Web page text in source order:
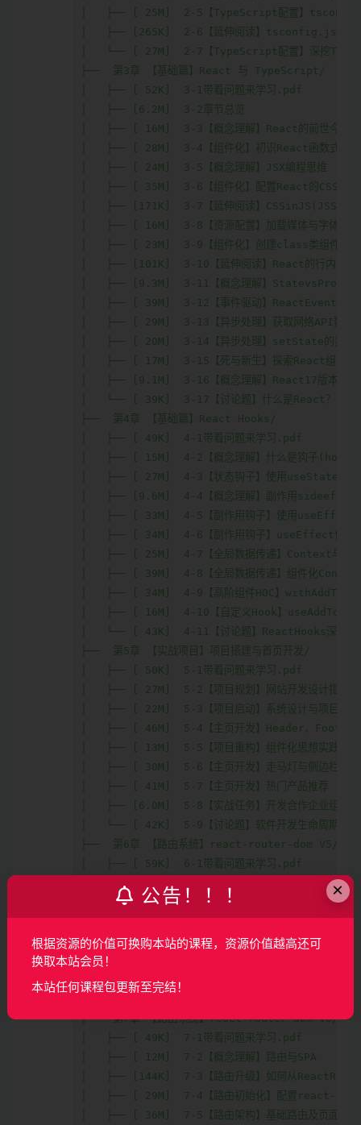
│   ├── [ 25M]  2-5【TypeScript配置】
│   ├── [265K]  2-6【延伸阅读】tsconfig.json编
│   └── [ 27M]  2-7【TypeScript配置】深挖TS编
├──  第3章 【基础篇】React 与 TypeScript/
│   ├── [ 52K]  3-1带着问题来学习.pdf
│   ├── [6.2M]  3-2章节总览
│   ├── [ 16M]  3-3【概念理解】React的前世今生
│   ├── [ 28M]  3-4【组件化】初识React函数式组件
│   ├── [ 24M]  3-5【概念理解】JSX编程思维
│   ├── [ 35M]  3-6【组件化】配置React的CSS模组
│   ├── [171K]  3-7【延伸阅读】
│   ├── [ 16M]  3-8【资源配置】加载媒体与字体文件
│   ├── [ 23M]  3-9【组件化】创建class类组件
│   ├── [101K]  3-10【延伸阅读】React的行内样式
│   ├── [9.3M]  3-11【概念理解】StatevsProps
│   ├── [ 39M]  3-12【事件驱动】ReactEvent事件
│   ├── [ 29M]  3-13【异步处理】获取网络API数据
│   ├── [ 20M]  3-14【异步处理】setState的异步
│   ├── [ 17M]  3-15【死与新生】探索React组件的
│   ├── [9.1M]  3-16【概念理解】React17版本变化
│   └── [ 39K]  3-17【讨论题】什么是React？.pdf
├──  第4章 【基础篇】React Hooks/
│   ├── [ 49K]  4-1带着问题来学习.pdf
│   ├── [ 15M]  4-2【概念理解】什么是钩子
│   ├── [ 27M]  4-3【状态钩子】使用useState管
│   ├── [9.6M]  4-4【概念理解】副作用sideeffect
│   ├── [ 33M]  4-5【副作用钩子】使用useEffect
│   ├── [ 34M]  4-6【副作用钩子】useEffect使用
│   ├── [ 25M]  4-7【全局数据传递】Context与
│   ├── [ 39M]  4-8【全局数据传递】组件化
│   ├── [ 34M]  4-9【高阶组件HOC】
│   ├── [ 16M]  4-10【自定义Hook】
│   └── [ 43K]  4-11【讨论题】ReactHooks深度
├──  第5章 【实战项目】项目搭建与首页开发/
│   ├── [ 50K]  5-1带着问题来学习.pdf
│   ├── [ 27M]  5-2【项目规划】网站开发设计指南
│   ├── [ 22M]  5-3【项目启动】系统设计与项目初
│   ├── [ 46M]  5-4【主页开发】Header、Footer
│   ├── [ 13M]  5-5【项目重构】组件化思想实践
│   ├── [ 30M]  5-6【主页开发】走马灯与侧边栏多重
│   ├── [ 41M]  5-7【主页开发】热门产品推荐
│   ├── [6.0M]  5-8【实战任务】开发合作企业组件
│   └── [ 42K]  5-9【讨论题】软件开发生命周期
├──  第6章 【路由系统】react-router-dom V5/
│   ├── [ 59K]  6-1带着问题来学习.pdf
│   ├── [ 38M]  6-3【路由初始化】配置react-
│   ├── [ 27M]  6-4【路由架构】基础路由系统
│   ├── [ 41M]  6-5【路由搭建】页面导航
│   ├── [ 46M]  6-6【路由搭建】withRouter与
│   ├── [ 11M]  6-7【路由搭建】Link与动态导航
├──  第7章 【路由系统】react-router-dom V6/
│   ├── [ 49K]  7-1带着问题来学习.pdf
│   ├── [ 12M]  7-2【概念理解】路由与SPA
│   ├── [144K]  7-3【路由升级】如何从
│   ├── [ 29M]  7-4【路由初始化】配置react-
│   ├── [ 36M]  7-5【路由架构】基础路由及页面导航
×
公告！！！
根据资源的价值可换购本站的课程，资源价值越高还可
换取本站会员！
本站任何课程包更新至完结！